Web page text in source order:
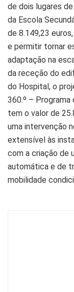
de dois lugares
da Escola
de 8.149,23
e permitir tornar
adaptação na
da receção do
do Hospital, o
360.º –
tem o valor de
uma intervenção
extensível às
com a criação de
automática e de
mobilidade